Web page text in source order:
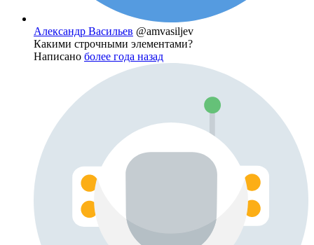
Александр Васильев @amvasiljev
Какими строчными элементами?
Написано более года назад